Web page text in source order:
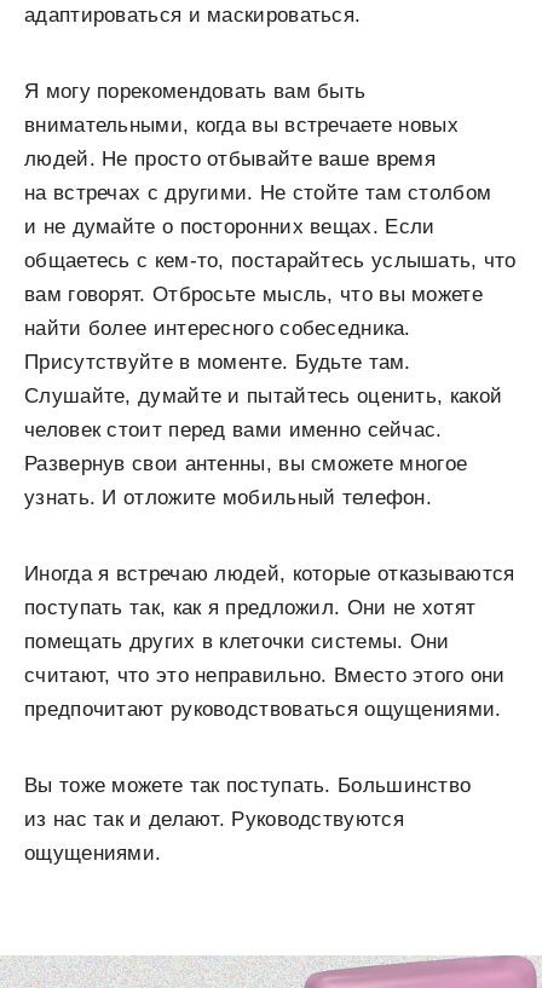
адаптироваться и маскироваться.
Я могу порекомендовать вам быть
внимательными, когда вы встречаете новых
людей. Не просто отбывайте ваше время
на встречах с другими. Не стойте там столбом
и не думайте о посторонних вещах. Если
общаетесь с кем-то, постарайтесь услышать, что
вам говорят. Отбросьте мысль, что вы можете
найти более интересного собеседника.
Присутствуйте в моменте. Будьте там.
Слушайте, думайте и пытайтесь оценить, какой
человек стоит перед вами именно сейчас.
Развернув свои антенны, вы сможете многое
узнать. И отложите мобильный телефон.
Иногда я встречаю людей, которые отказываются
поступать так, как я предложил. Они не хотят
помещать других в клеточки системы. Они
считают, что это неправильно. Вместо этого они
предпочитают руководствоваться ощущениями.
Вы тоже можете так поступать. Большинство
из нас так и делают. Руководствуются
ощущениями.